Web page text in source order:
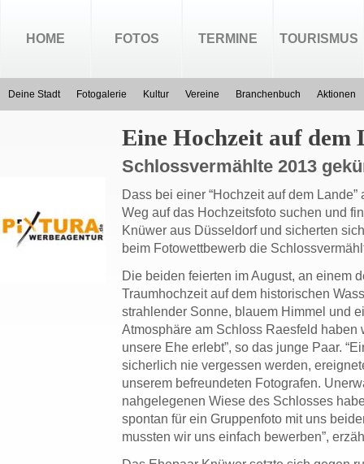
HOME FOTOS TERMINE TOURISMUS
Deine Stadt Fotogalerie Kultur Vereine Branchenbuch Aktionen
Eine Hochzeit auf
Schlossvermählte 2013
Dass bei einer “Hochzeit auf dem
Weg auf das Hochzeitsfoto suchen und
Knüwer aus Düsseldorf und sicherten
beim Fotowettbewerb die
Die beiden feierten im August, an einem
Traumhochzeit auf dem historischen
strahlender Sonne, blauem Himmel und
Atmosphäre am Schloss Raesfeld haben
unsere Ehe erlebt”, so das junge Paar.
sicherlich nie vergessen werden,
unserem befreundeten Fotografen.
nahgelegenen Wiese des Schlosses
spontan für ein Gruppenfoto mit uns
mussten wir uns einfach bewerben”,